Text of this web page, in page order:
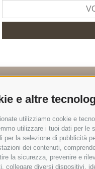
e altre
utilizziamo cookie e
utilizzare i tuoi dati per
per la selezione di pubblicità
dei contenuti,
la sicurezza, prevenire e
collegare diversi dispositivi,
+39 0474
©